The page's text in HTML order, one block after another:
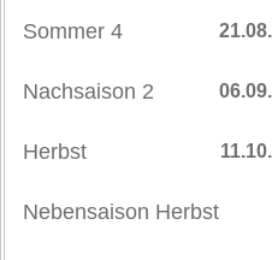
Sommer 4
Nachsaison 2
Herbst
Nebensaison Herbst